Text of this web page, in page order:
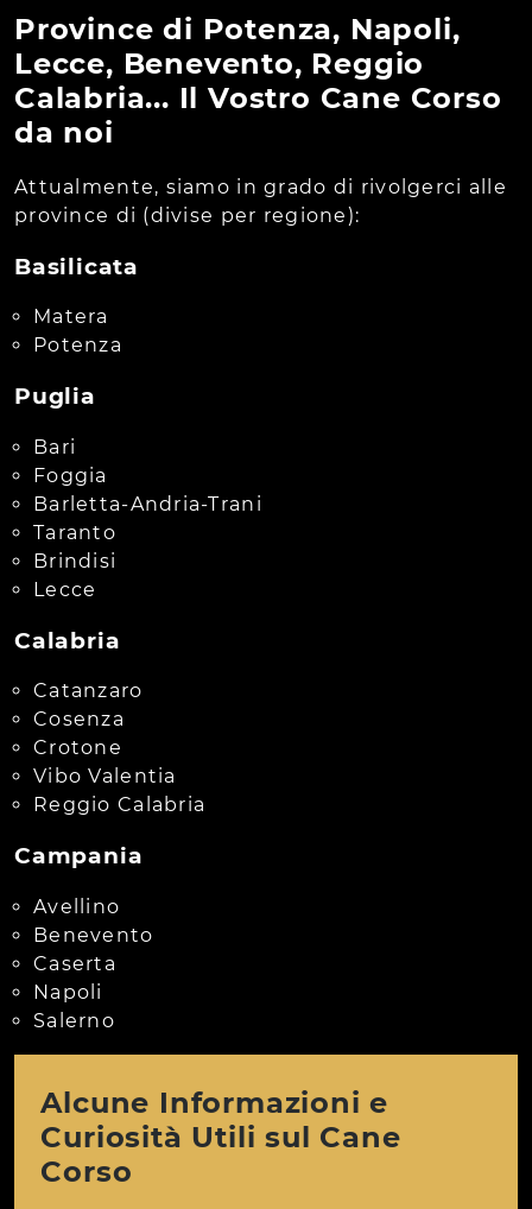
Province di Potenza, Napoli,
Lecce, Benevento, Reggio
Calabria... Il Vostro Cane Corso
da noi
Attualmente, siamo in grado di rivolgerci alle
province di (divise per regione):
Basilicata
Matera
Potenza
Puglia
Bari
Foggia
Barletta-Andria-Trani
Taranto
Brindisi
Lecce
Calabria
Catanzaro
Cosenza
Crotone
Vibo Valentia
Reggio Calabria
Campania
Avellino
Benevento
Caserta
Napoli
Salerno
Alcune Informazioni e
Curiosità Utili sul Cane
Corso